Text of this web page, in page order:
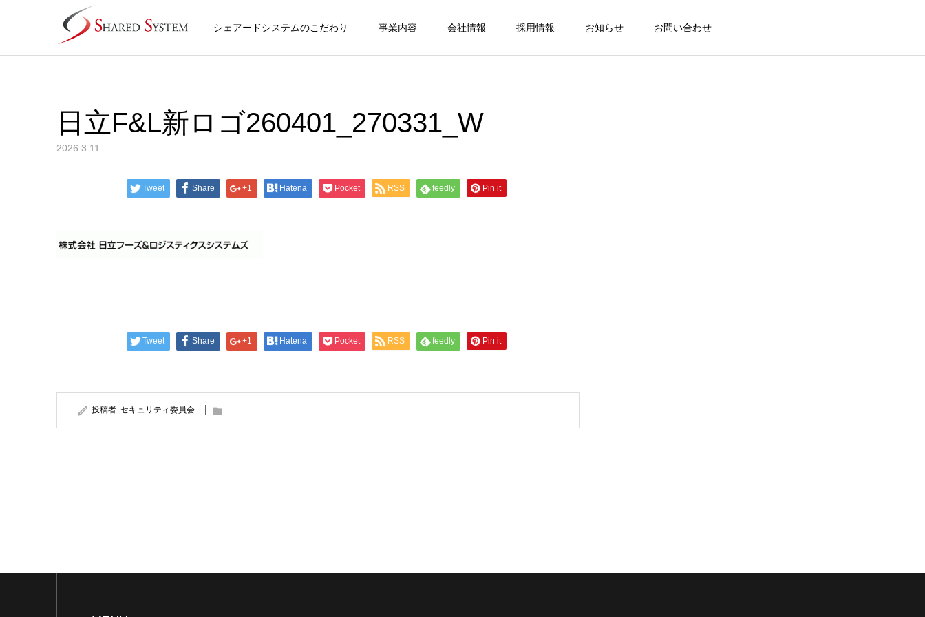
シェアードシステムのこだわり 事業内容 会社情報 採用情報 お知らせ お問い合わせ
日立F&L新ロゴ260401_270331_W
2026.3.11
Tweet Share +1 Hatena Pocket RSS feedly Pin it
Tweet Share +1 Hatena Pocket RSS feedly Pin it
投稿者: セキュリティ委員会